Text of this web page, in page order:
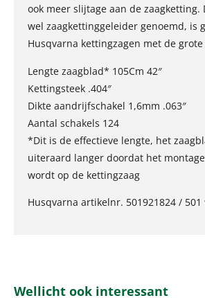
ook meer slijtage aan de zaagketting.
wel zaagkettinggeleider genoemd, is
Husqvarna kettingzagen met de
Lengte zaagblad* 105Cm 42″
Kettingsteek .404″
Dikte aandrijfschakel 1,6mm .063″
Aantal schakels 124
*Dit is de effectieve lengte, het
uiteraard langer doordat het
wordt op de kettingzaag
Husqvarna artikelnr. 501921824 / 501
Wellicht ook interessant